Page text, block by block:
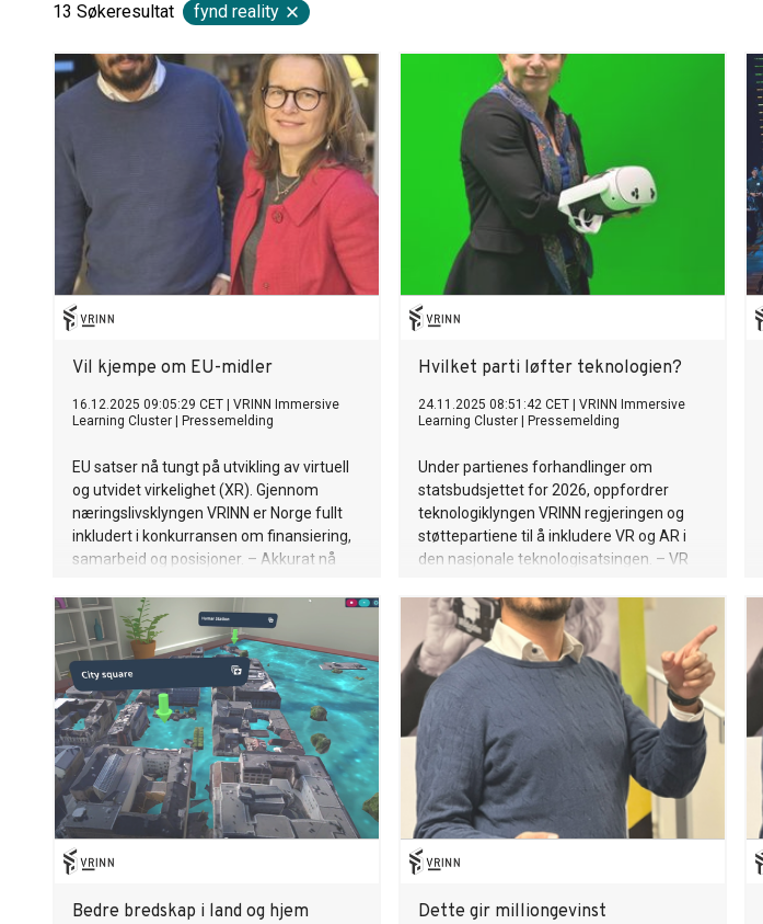
13 Søkeresultat fynd reality
Vil kjempe om EU-midler
16.12.2025 09:05:29 CET
VRINN Immersive
Learning Cluster
Pressemelding
EU satser nå tungt på utvikling av virtuell
og utvidet virkelighet (XR). Gjennom
næringslivsklyngen VRINN er Norge fullt
inkludert i konkurransen om finansiering,
samarbeid og posisjoner. – Akkurat nå
på VR og XR, sier Keith Mellingen,
klyngeleder i VRINN.
Hvilket parti løfter teknologien?
24.11.2025 08:51:42 CET
VRINN Immersive
Learning Cluster
Pressemelding
Under partienes forhandlinger om
statsbudsjettet for 2026, oppfordrer
teknologiklyngen VRINN regjeringen og
støttepartiene til å inkludere VR og AR i
den nasjonale teknologisatsingen. – VR
støtteordninger til å sikre fremskrittene.
Dette hører hjemme under den nasjonale
teknologisatsingen for 2026, sier VRINN-
direktør Eli Bryhni.
Bedre bredskap i land og hjem Dette gir milliongevinst